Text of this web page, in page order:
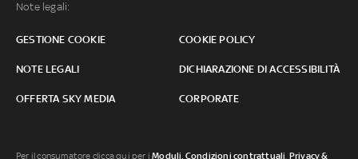
Note legali:
GESTIONE COOKIE COOKIE POLICY
NOTE LEGALI DICHIARAZIONE DI ACCESSIBILITÀ
OFFERTA SKY MEDIA CORPORATE
Per il consumatore clicca qui per iModuli, Condizioni contrattuali, Privacy &